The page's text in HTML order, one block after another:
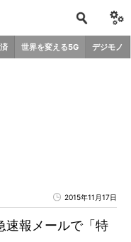
世界を変える5G デジモノ
2015年11月17日
速報メールで「特